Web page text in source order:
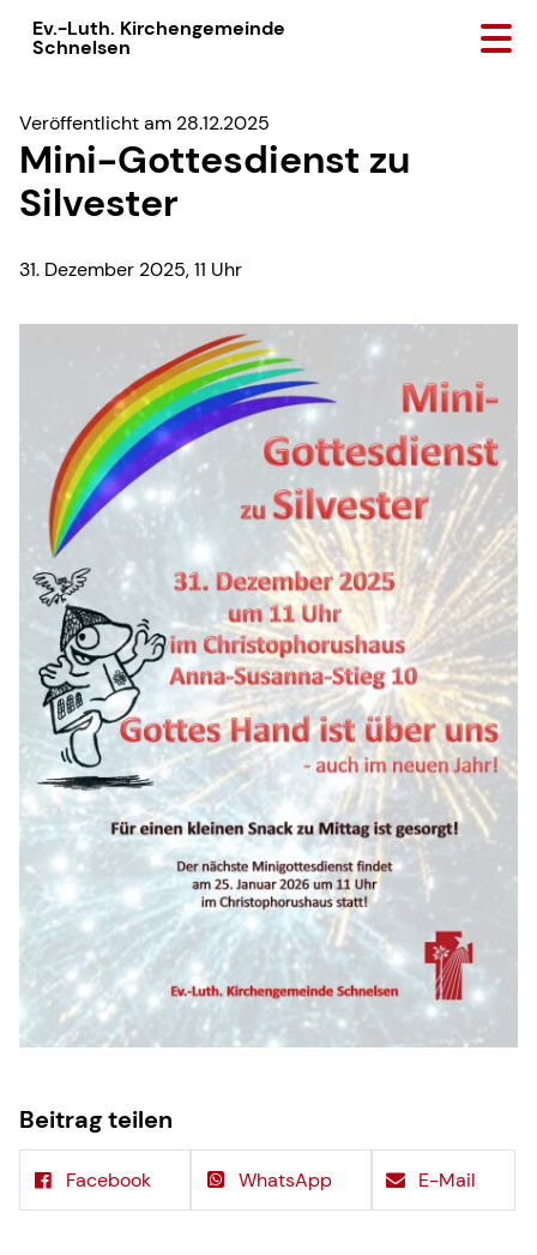
Ev.-Luth. Kirchengemeinde
Schnelsen
Veröffentlicht am 28.12.2025
Mini-Gottesdienst zu
Silvester
31. Dezember 2025, 11 Uhr
Beitrag teilen
Facebook WhatsApp E-Mail